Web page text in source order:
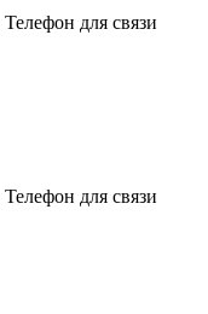
Телефон для связи
Телефон для связи